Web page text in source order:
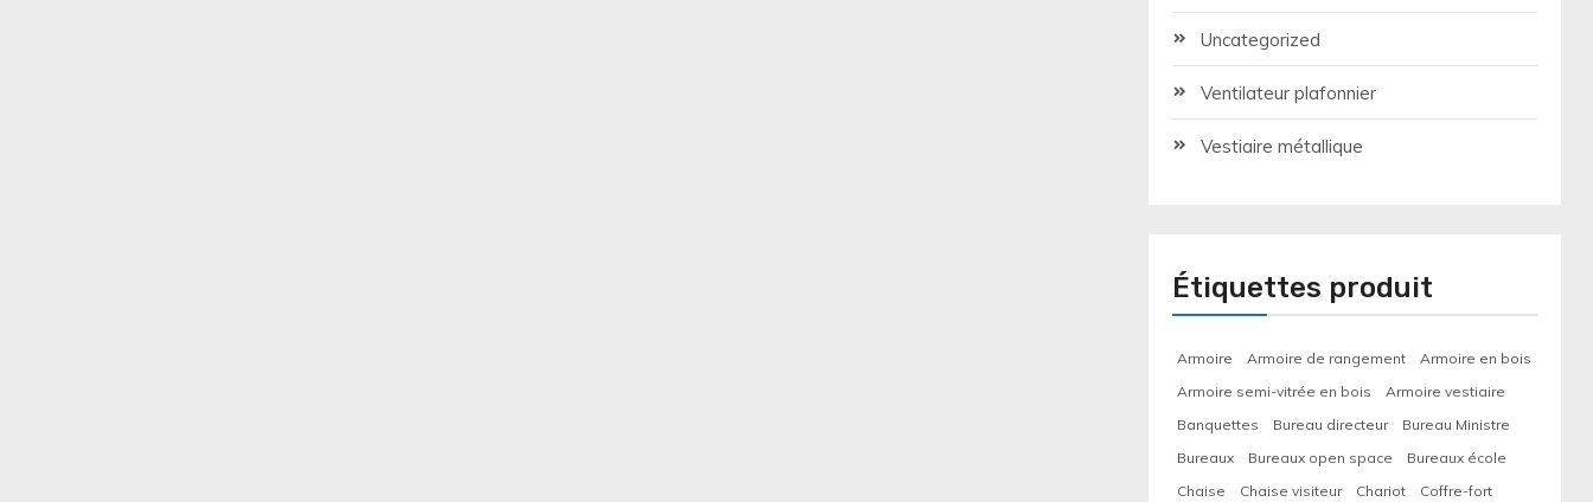
Uncategorized
Ventilateur plafonnier
Vestiaire métallique
Étiquettes produit
Armoire Armoire de rangement
Armoire en bois
Armoire semi-vitrée en bois
Armoire vestiaire
Banquettes
Bureau directeur
Bureau Ministre
Bureaux
Bureaux open space
Bureaux école
Chaise
Chaise visiteur Chariot Coffre-fort